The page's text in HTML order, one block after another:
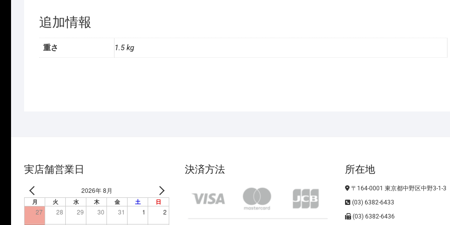
追加情報
重さ 1.5 kg
実店舗営業日
2026年 8月
月 火 水 木 金 土 日
27 28 29 30 31 1 2
決済方法 所在地
〒164-0001 東京都中野区中野3-1-3
(03) 6382-6433
(03) 6382-6436